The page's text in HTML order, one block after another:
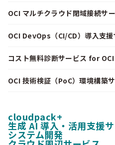
OCI マルチクラウド閉域接続サ
OCI DevOps（CI/CD）導入支援
コスト無料診断サービス for OCI
OCI 技術検証（PoC）環境構築
cloudpack+
生成 AI 導入・活用支援
システム開発